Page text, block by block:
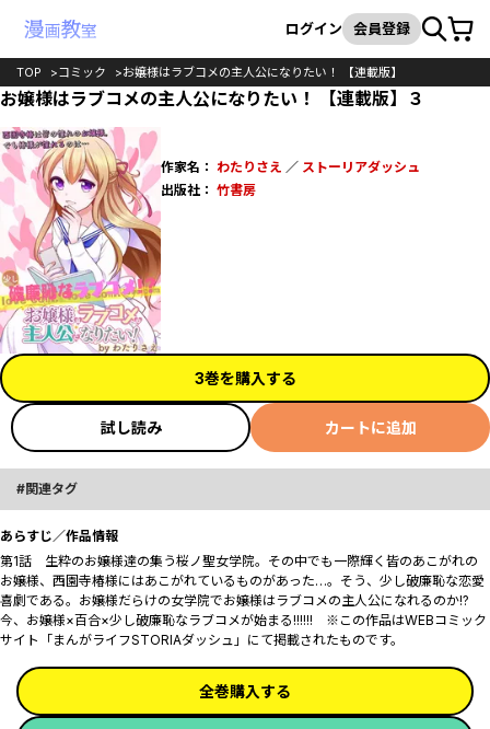
検索
ログイン 会員登録カート
TOP コミック お嬢様はラブコメの主人公になりたい！ 【連載版】
お嬢様はラブコメの主人公になりたい！ 【連載版】３
作家名： わたりさえ ／ ストーリアダッシュ
出版社： 竹書房
3巻を購入する
試し読み カートに追加
関連タグ
あらすじ／作品情報
第1話 生粋のお嬢様達の集う桜ノ聖女学院。その中でも一際輝く皆のあこがれの
お嬢様、西園寺椿様にはあこがれているものがあった…。そう、少し破廉恥な恋愛
喜劇である。お嬢様だらけの女学院でお嬢様はラブコメの主人公になれるのか!?
今、お嬢様×百合×少し破廉恥なラブコメが始まる!!!!!! ※この作品はWEBコミック
サイト「まんがライフSTORIAダッシュ」にて掲載されたものです。
全巻購入する